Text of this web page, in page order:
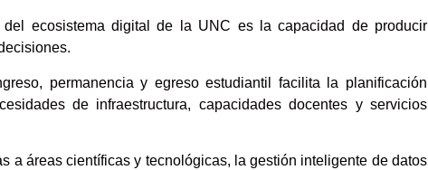
ecosistema digital de la UNC es la capacidad de producir
permanencia y egreso estudiantil facilita la planificación
de infraestructura, capacidades docentes y servicios
a áreas científicas y tecnológicas, la gestión inteligente de datos